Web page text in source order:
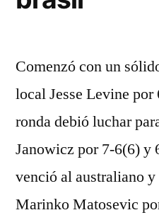
Comenzó con un
local Jesse Levine
ronda debió luchar
Janowicz por 7-6(6) y
venció al australiano
Marinko Matosevic